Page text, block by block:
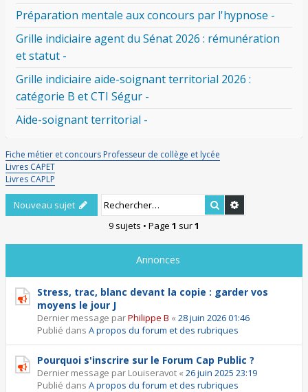
Préparation mentale aux concours par l'hypnose -
Grille indiciaire agent du Sénat 2026 : rémunération
et statut -
Grille indiciaire aide-soignant territorial 2026 :
catégorie B et CTI Ségur -
Aide-soignant territorial -
Fiche métier et concours Professeur de collège et lycée
Livres CAPET
Livres CAPLP
Nouveau sujet Rechercher
9 sujets • Page 1 sur1
Annonces
Stress, trac, blanc devant la copie : garder vos
moyens le jour J
Dernier message parPhilippe B « 28 juin 2026 01:46
Publié dans A propos du forum et des rubriques
Pourquoi s'inscrire sur le Forum Cap Public ?
Dernier message par Louiseravot « 26 juin 2025 23:19
Publié dans A propos du forum et des rubriques